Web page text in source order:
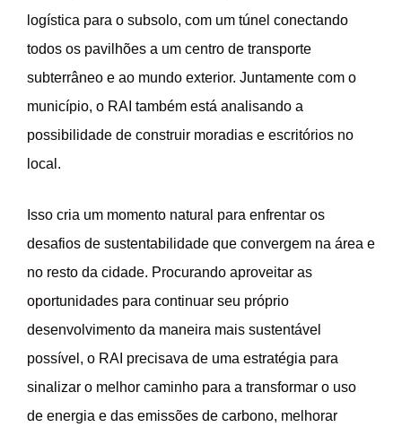
logística para o subsolo, com um túnel conectando
todos os pavilhões a um centro de transporte
subterrâneo e ao mundo exterior. Juntamente com o
município, o RAI também está analisando a
possibilidade de construir moradias e escritórios no
local.
Isso cria um momento natural para enfrentar os
desafios de sustentabilidade que convergem na área e
no resto da cidade. Procurando aproveitar as
oportunidades para continuar seu próprio
desenvolvimento da maneira mais sustentável
possível, o RAI precisava de uma estratégia para
sinalizar o melhor caminho para a transformar o uso
de energia e das emissões de carbono, melhorar